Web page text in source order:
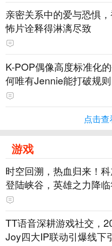
亲密关系中的爱与恐惧
怖片诠释得淋漓尽致
K-POP偶像高度标准化
何唯有Jennie能打破规则
点击
游戏
时空回溯，热血归来！
登陆峡谷，英雄之力降
斗！
TT语音深耕游戏社交，
Joy四大IP联动引爆线下